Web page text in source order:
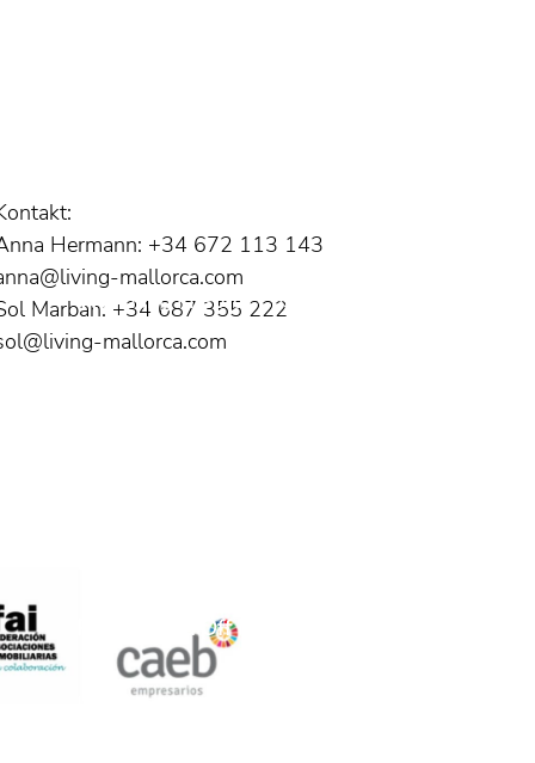
Wohnung in Porto Cristo
Projekte und Off Market
Uncategorized
Hermann: +34 672 113 143
mallorca.com
Marban: +34 687 355 222
mallorca.com